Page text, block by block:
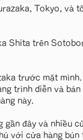
Tokyo, và
Shita trên
trước mặt mình.
trình diễn và
này.
đây và nhiều
với cửa hàng